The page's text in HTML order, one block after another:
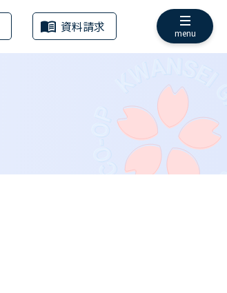
資料請求 menu